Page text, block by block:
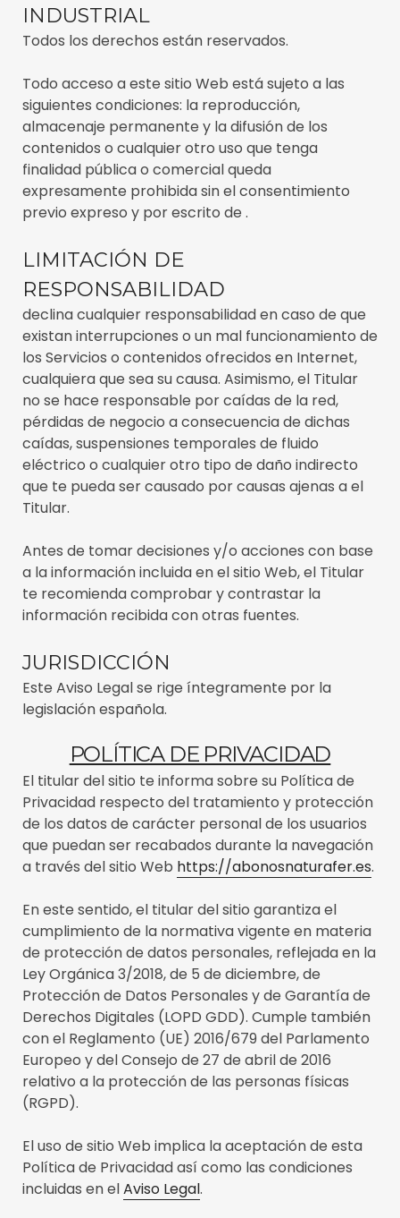
INDUSTRIAL
Todos los derechos están reservados.
Todo acceso a este sitio Web está sujeto a las
siguientes condiciones: la reproducción,
almacenaje permanente y la difusión de los
contenidos o cualquier otro uso que tenga
finalidad pública o comercial queda
expresamente prohibida sin el consentimiento
previo expreso y por escrito de .
LIMITACIÓN DE
RESPONSABILIDAD
declina cualquier responsabilidad en caso de que
existan interrupciones o un mal funcionamiento de
los Servicios o contenidos ofrecidos en Internet,
cualquiera que sea su causa. Asimismo, el Titular
no se hace responsable por caídas de la red,
pérdidas de negocio a consecuencia de dichas
caídas, suspensiones temporales de fluido
eléctrico o cualquier otro tipo de daño indirecto
que te pueda ser causado por causas ajenas a el
Titular.
Antes de tomar decisiones y/o acciones con base
a la información incluida en el sitio Web, el Titular
te recomienda comprobar y contrastar la
información recibida con otras fuentes.
JURISDICCIÓN
Este Aviso Legal se rige íntegramente por la
legislación española.
POLÍTICA DE PRIVACIDAD
El titular del sitio te informa sobre su Política de
Privacidad respecto del tratamiento y protección
de los datos de carácter personal de los usuarios
que puedan ser recabados durante la navegación
a través del sitio Web https://abonosnaturafer.es.
En este sentido, el titular del sitio garantiza el
cumplimiento de la normativa vigente en materia
de protección de datos personales, reflejada en la
Ley Orgánica 3/2018, de 5 de diciembre, de
Protección de Datos Personales y de Garantía de
Derechos Digitales (LOPD GDD). Cumple también
con el Reglamento (UE) 2016/679 del Parlamento
Europeo y del Consejo de 27 de abril de 2016
relativo a la protección de las personas físicas
(RGPD).
El uso de sitio Web implica la aceptación de esta
Política de Privacidad así como las condiciones
incluidas en elAviso Legal.